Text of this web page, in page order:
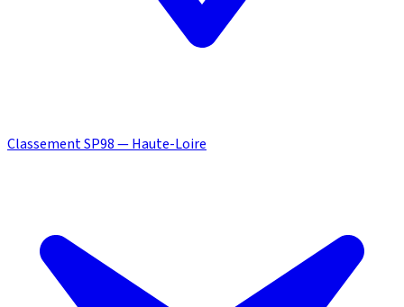
Classement SP98 — Haute-Loire